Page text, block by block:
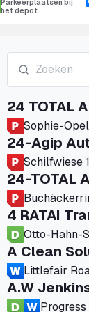
Parkeerplaatsen bij
het depot
24 TOTAL
Sophie-
24-Agip
Schilfwiese
24-TOTAL
4 RATAI
A Clean
Littlefair
A.W
Progress